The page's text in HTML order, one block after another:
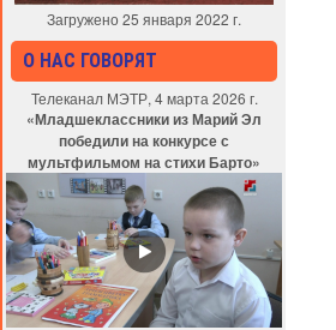
Загружено 25 января 2022 г.
О НАС ГОВОРЯТ
Телеканал МЭТР, 4 марта 2026 г.
«Младшеклассники из Марий Эл
победили на конкурсе с
мультфильмом на стихи Барто»